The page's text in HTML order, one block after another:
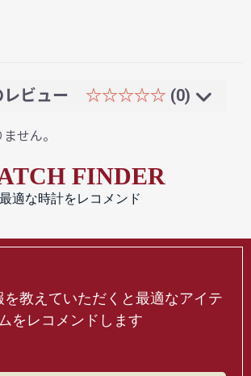
レビュー ☆☆☆☆☆ (0)
せん。
FINDER
最適な時計をレコメンド
を教えていただくと最適なアイテ
をレコメンドします